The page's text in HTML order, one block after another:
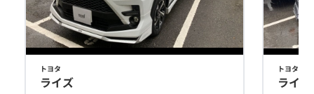
トヨタ
ライズ
トヨタ
ライズ